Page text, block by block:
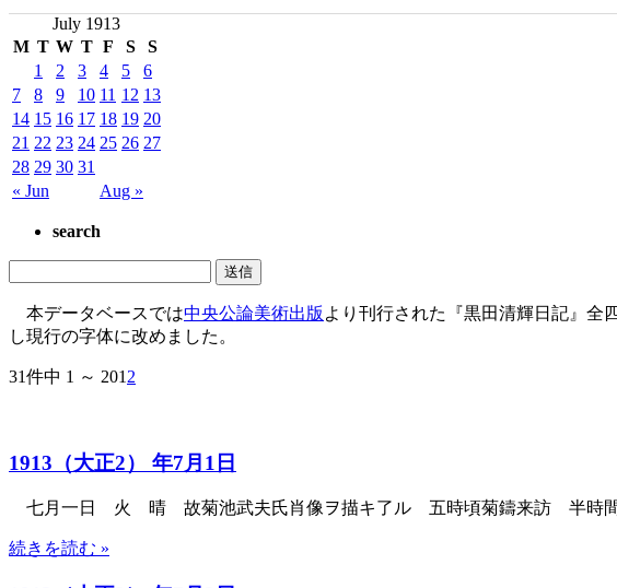
July 1913
M T W T F S S
« Jun Aug »
1 2 3 4 5
6
7
8 9 10 11 12 13
14 15 16 17 18 19 20
21 22 23 24 25 26 27
28 29 30 31
search
本データベースでは中央公論美術出版 より刊行された『黒田清輝日記』全
し現行の字体に改めました。
31件中 1 ～ 201 2
1913（大正2） 年7月1日
七月一日 火 晴 故菊池武夫氏肖像ヲ描キ了ル 五時頃菊鑄来訪 半時間
続きを読む »